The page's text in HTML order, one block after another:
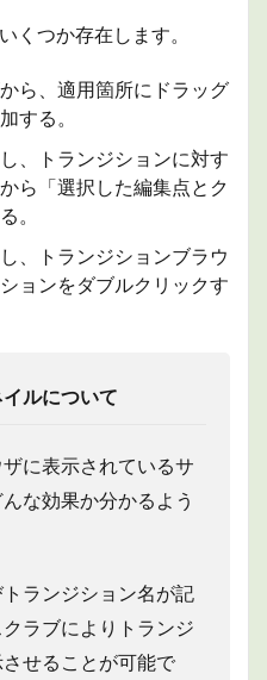
くつか存在します。
ら、適用箇所にドラッグ
する。
、トランジションに対す
ら「選択した編集点とク
。
、トランジションブラウ
ョンをダブルクリックす
イルについて
に表示されているサ
な効果か分かるよう
ランジション名が記
ラブによりトランジ
せることが可能で